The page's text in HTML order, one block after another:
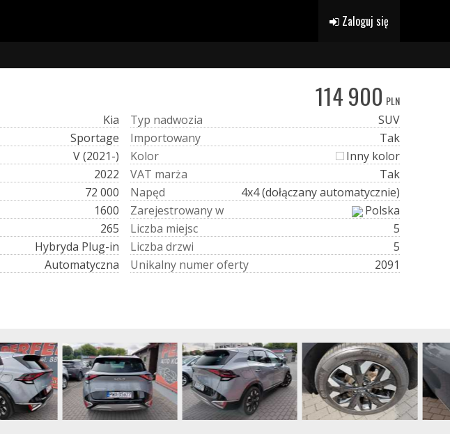
Zaloguj się
114 900 PLN
Kia
Sportage
V (2021-)
2022
72 000
1600
265
Hybryda Plug-in
Automatyczna
Typ nadwozia
SUV
Importowany
Tak
Kolor
Inny kolor
VAT marża
Tak
Napęd
4x4 (dołączany automatycznie)
Zarejestrowanyw
Polska
Liczba miejsc
5
Liczba drzwi
5
Unikalny numeroferty 2091